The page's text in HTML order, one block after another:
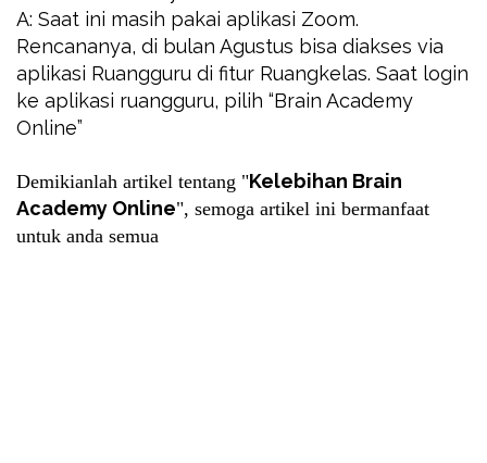
A: Saat ini masih pakai aplikasi Zoom.
Rencananya, di bulan Agustus bisa diakses via
aplikasi Ruangguru di fitur Ruangkelas. Saat login
ke aplikasi ruangguru, pilih “Brain Academy
Online”
Demikianlah artikel tentang "Kelebihan Brain
Academy Online", semoga artikel ini bermanfaat
untuk anda semua